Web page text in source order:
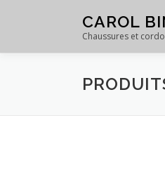
CAROL
Chaussures et